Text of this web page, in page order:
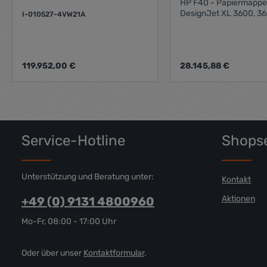
I-010527-4VW21A
Regulärer Preis:
119.952,00 €
HP F40 -
DesignJet XL 3600,
Regulärer Preis:
28.145,88 €
Service-Hotline
Unterstützung und Beratung unter:
+49 (0) 9131 4800960
Mo-Fr, 08:00 - 17:00 Uhr
Oder über unser Kontaktformular.
Kontakt
Aktionen